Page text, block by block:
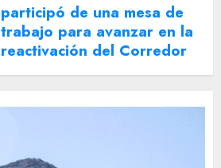
participó de una mesa de
trabajo para avanzar en la
reactivación del Corredor
Turístico Integrado